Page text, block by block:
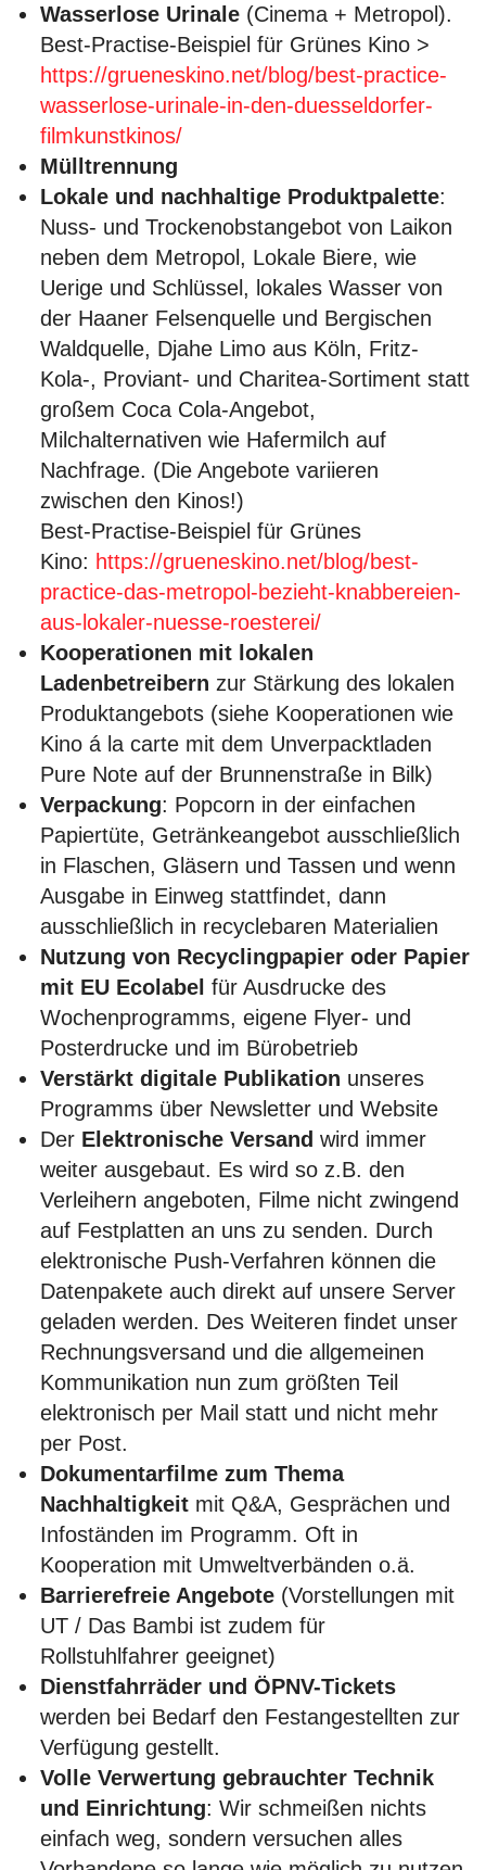
Wasserlose Urinale (Cinema + Metropol).
Best-Practise-Beispiel für Grünes Kino >
https://grueneskino.net/blog/best-practice-
wasserlose-urinale-in-den-duesseldorfer-
filmkunstkinos/
Mülltrennung
Lokale und nachhaltige Produktpalette:
Nuss- und Trockenobstangebot von Laikon
neben dem Metropol, Lokale Biere, wie
Uerige und Schlüssel, lokales Wasser von
der Haaner Felsenquelle und Bergischen
Waldquelle, Djahe Limo aus Köln, Fritz-
Kola-, Proviant- und Charitea-Sortiment statt
großem Coca Cola-Angebot,
Milchalternativen wie Hafermilch auf
Nachfrage. (Die Angebote variieren
zwischen den Kinos!)
Best-Practise-Beispiel für Grünes
Kino: https://grueneskino.net/blog/best-
practice-das-metropol-bezieht-knabbereien-
aus-lokaler-nuesse-roesterei/
Kooperationen mit lokalen
Ladenbetreibern zur Stärkung des lokalen
Produktangebots (siehe Kooperationen wie
Kino á la carte mit dem Unverpacktladen
Pure Note auf der Brunnenstraße in Bilk)
Verpackung: Popcorn in der einfachen
Papiertüte, Getränkeangebot ausschließlich
in Flaschen, Gläsern und Tassen und wenn
Ausgabe in Einweg stattfindet, dann
ausschließlich in recyclebaren Materialien
Nutzung von Recyclingpapier oder Papier
mit EU Ecolabel für Ausdrucke des
Wochenprogramms, eigene Flyer- und
Posterdrucke und im Bürobetrieb
Verstärkt digitale Publikation unseres
Programms über Newsletter und Website
Der Elektronische Versand wird immer
weiter ausgebaut. Es wird so z.B. den
Verleihern angeboten, Filme nicht zwingend
auf Festplatten an uns zu senden. Durch
elektronische Push-Verfahren können die
Datenpakete auch direkt auf unsere Server
geladen werden. Des Weiteren findet unser
Rechnungsversand und die allgemeinen
Kommunikation nun zum größten Teil
elektronisch per Mail statt und nicht mehr
per Post.
Dokumentarfilme zum Thema
Nachhaltigkeit mit Q&A, Gesprächen und
Infoständen im Programm. Oft in
Kooperation mit Umweltverbänden o.ä.
Barrierefreie Angebote (Vorstellungen mit
UT / Das Bambi ist zudem für
Rollstuhlfahrer geeignet)
Dienstfahrräder und ÖPNV-Tickets
werden bei Bedarf den Festangestellten zur
Verfügung gestellt.
Volle Verwertung gebrauchter Technik
und Einrichtung: Wir schmeißen nichts
einfach weg, sondern versuchen alles